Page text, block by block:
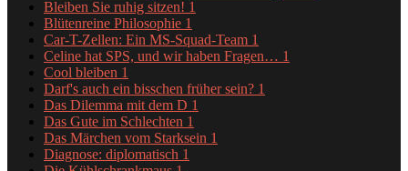
Bleiben Sie ruhig sitzen! 1
Blütenreine Philosophie 1
Car-T-Zellen: Ein MS-Squad-Team 1
Celine hat SPS, und wir haben Fragen… 1
Cool bleiben 1
Darf's auch ein bisschen früher sein? 1
Das Dilemma mit dem D 1
Das Gute im Schlechten 1
Das Märchen vom Starksein 1
Diagnose: diplomatisch 1